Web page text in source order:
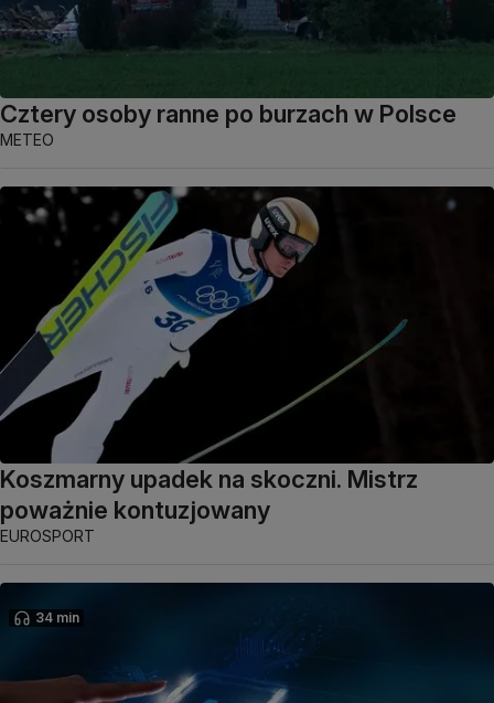
Cztery osoby ranne po burzach w Polsce
METEO
Koszmarny upadek na skoczni. Mistrz
poważnie kontuzjowany
EUROSPORT
34 min